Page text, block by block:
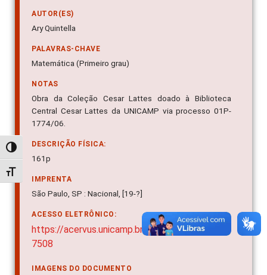
Alternar alto contraste
Alternar tamanho da fonte
AUTOR(ES)
Ary Quintella
PALAVRAS-CHAVE
Matemática (Primeiro grau)
NOTAS
Obra da Coleção Cesar Lattes doado à Biblioteca
Central Cesar Lattes da UNICAMP via processo 01P-
1774/06.
DESCRIÇÃO FÍSICA:
161p
IMPRENTA
São Paulo, SP : Nacional, [19-?]
ACESSO ELETRÔNICO:
https://acervus.unicamp.br/Acervo/Detalhe/40
7508
IMAGENS DO DOCUMENTO